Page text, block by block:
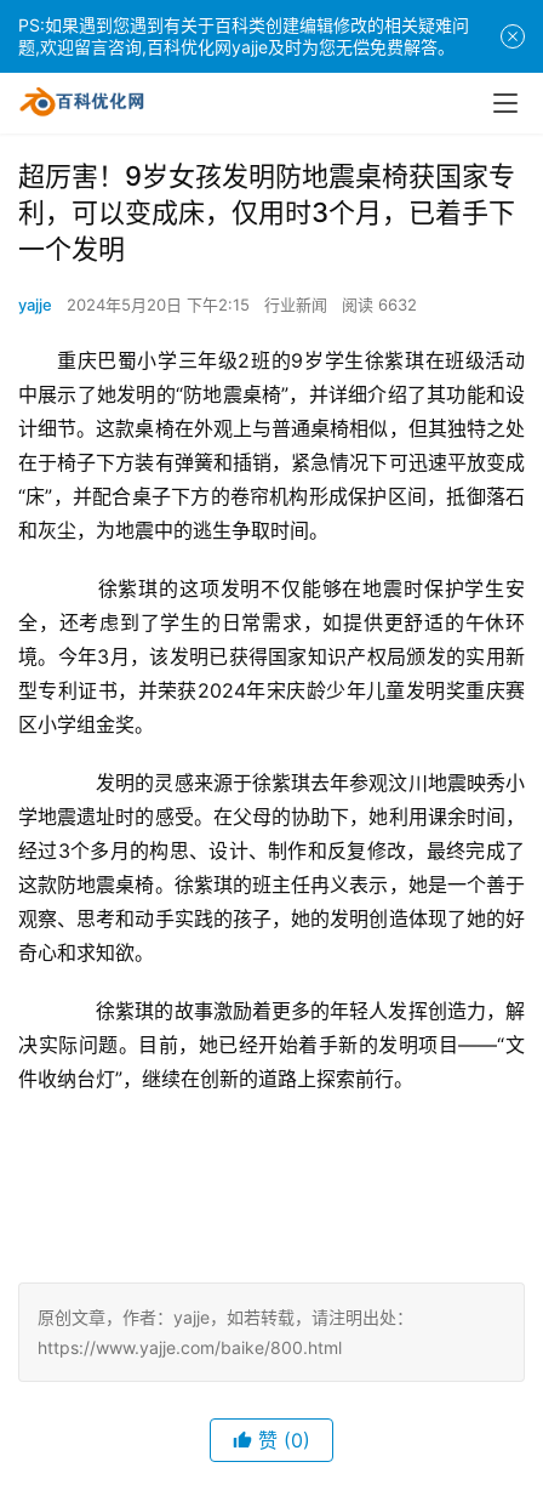
超厉害！9岁女孩发明防地震桌椅获国家专
利，可以变成床，仅用时3个月，已着手下
一个发明
yajje 2024年5月20日 下午2:15 行业新闻 阅读 6632
重庆巴蜀小学三年级2班的9岁学生徐紫琪在班级活动
中展示了她发明的“防地震桌椅”，并详细介绍了其功能和设
计细节。这款桌椅在外观上与普通桌椅相似，但其独特之处
在于椅子下方装有弹簧和插销，紧急情况下可迅速平放变成
“床”，并配合桌子下方的卷帘机构形成保护区间，抵御落石
和灰尘，为地震中的逃生争取时间。
徐紫琪的这项发明不仅能够在地震时保护学生安
全，还考虑到了学生的日常需求，如提供更舒适的午休环
境。今年3月，该发明已获得国家知识产权局颁发的实用新
型专利证书，并荣获2024年宋庆龄少年儿童发明奖重庆赛
区小学组金奖。
发明的灵感来源于徐紫琪去年参观汶川地震映秀小
学地震遗址时的感受。在父母的协助下，她利用课余时间，
经过3个多月的构思、设计、制作和反复修改，最终完成了
这款防地震桌椅。徐紫琪的班主任冉义表示，她是一个善于
观察、思考和动手实践的孩子，她的发明创造体现了她的好
奇心和求知欲。
徐紫琪的故事激励着更多的年轻人发挥创造力，解
决实际问题。目前，她已经开始着手新的发明项目——“文
件收纳台灯”，继续在创新的道路上探索前行。
原创文章，作者：yajje，如若转载，请注明出处：
https://www.yajje.com/baike/800.html
赞 (0)
PS:如果遇到您遇到有关于百科类创建编辑修改的相关疑难问
题,欢迎留言咨询,百科优化网yajje及时为您无偿免费解答。